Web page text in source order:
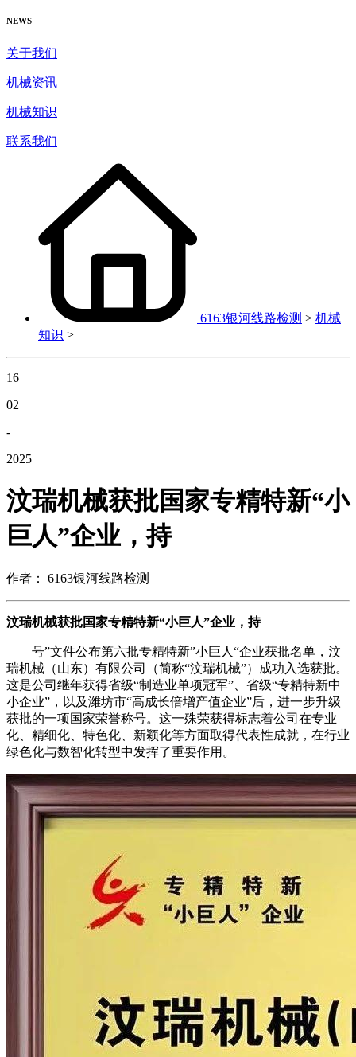
NEWS
关于我们
机械资讯
机械知识
联系我们
6163银河线路检测 > 机械
知识 >
16
02
-
2025
汶瑞机械获批国家专精特新“小
巨人”企业，持
作者： 6163银河线路检测
汶瑞机械获批国家专精特新“小巨人”企业，持
号”文件公布第六批专精特新”小巨人“企业获批名单，汶
瑞机械（山东）有限公司（简称“汶瑞机械”）成功入选获批。
这是公司继年获得省级“制造业单项冠军”、省级“专精特新中
小企业”，以及潍坊市“高成长倍增产值企业”后，进一步升级
获批的一项国家荣誉称号。这一殊荣获得标志着公司在专业
化、精细化、特色化、新颖化等方面取得代表性成就，在行业
绿色化与数智化转型中发挥了重要作用。